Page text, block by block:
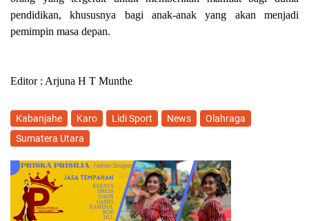
pendidikan, khususnya bagi anak-anak yang akan menjadi
pemimpin masa depan.
Editor : Arjuna H T Munthe
Kabanjahe Karo Lidi Sport News
Olahraga
Sumatera Utara